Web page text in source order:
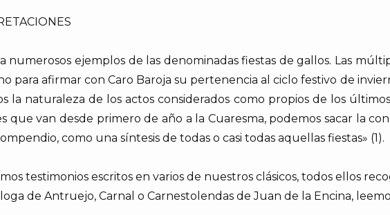
numerosos ejemplos de las denominadas fiestas de gallos. Las
para afirmar con Caro Baroja su pertenencia al ciclo festivo de
la naturaleza de los actos considerados como propios de los
que van desde primero de año a la Cuaresma, podemos sacar la
como una síntesis de todas o casi todas aquellas fiestas» (1).
testimonios escritos en varios de nuestros clásicos, todos ellos
de Antruejo, Carnal o Carnestolendas de Juan de la Encina,